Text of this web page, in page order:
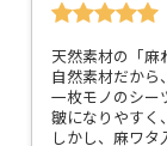
天然素材の「麻
自然素材だから
一枚モノのシー
皺になりやすく
しかし、麻ワタ